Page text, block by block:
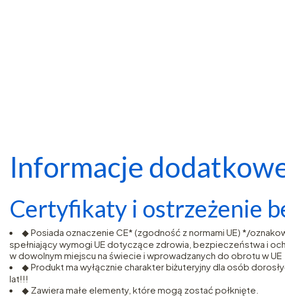
Informacje
Certyfikaty i ostrzeżenie
◆ Posiada oznaczenie CE* (zgodność z normami UE) */
spełniający wymogi UE dotyczące zdrowia, bezpieczeństwa i
w dowolnym miejscu na świecie i wprowadzanych do obrotu w UE
◆ Produkt ma wyłącznie charakter biżuteryjny dla osób
lat!!!
◆ Zawiera małe elementy, które mogą zostać połknięte.